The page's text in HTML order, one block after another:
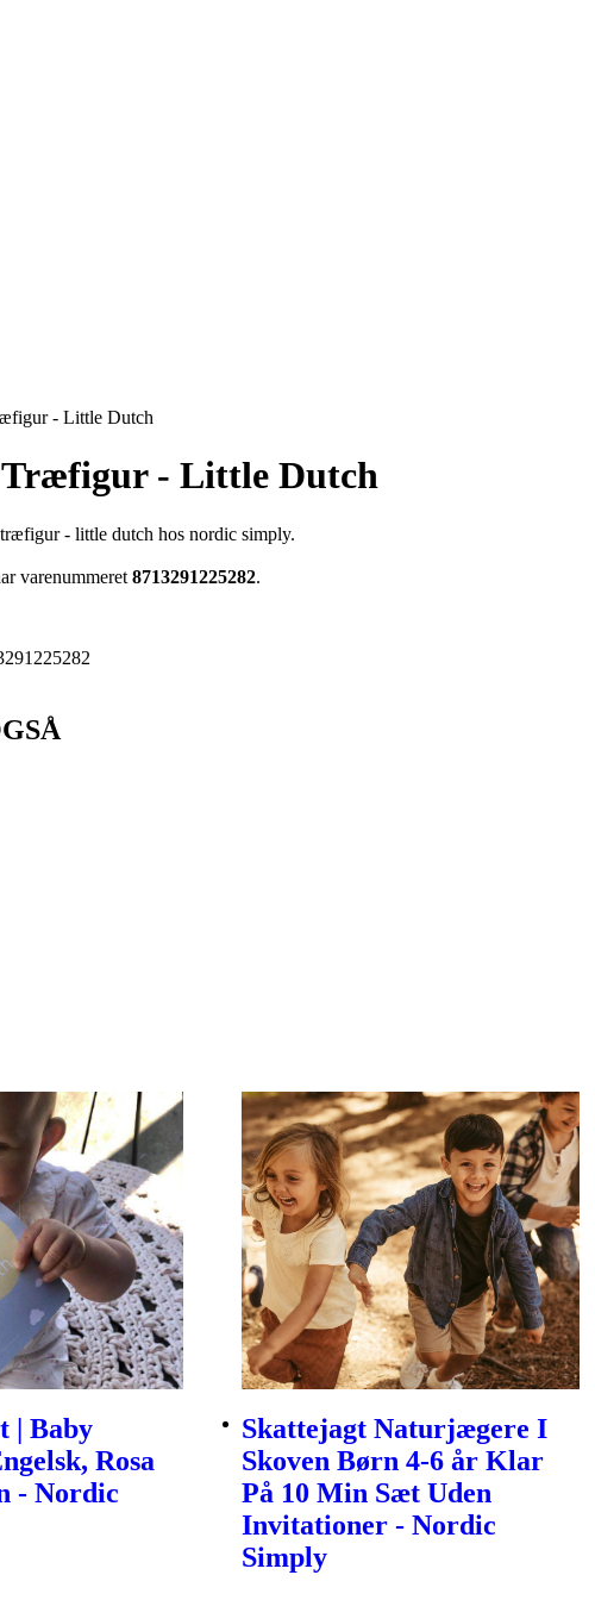
- Little Dutch
- Little Dutch
- little dutch hos nordic simply.
varenummeret8713291225282.
| Baby
Rosa
- Nordic
Skattejagt Naturjægere I
Skoven Børn 4-6 år Klar
På 10 Min Sæt Uden
Invitationer - Nordic
Simply